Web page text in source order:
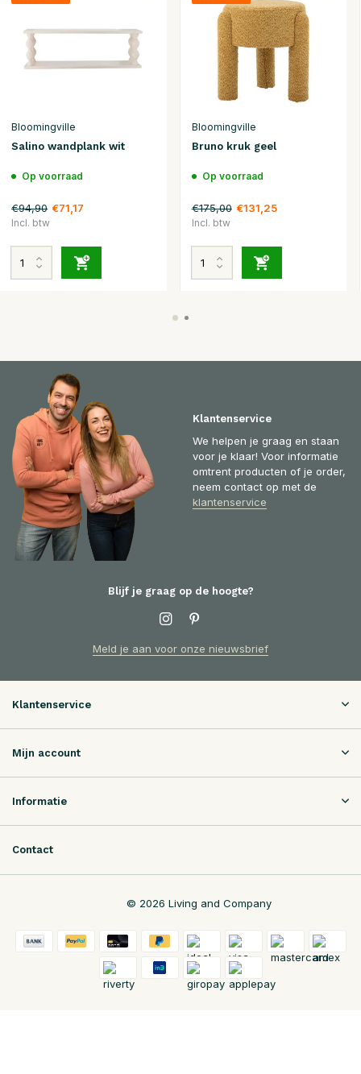
Bloomingville
Salino wandplank wit
Op voorraad
€94,90 €71,17
Incl. btw
Bloomingville
Bruno kruk geel
Op voorraad
€175,00 €131,25
Incl. btw
Klantenservice
We helpen je graag en staan
voor je klaar! Voor informatie
omtrent producten of je order,
neem contact op met de
klantenservice
Blijf je graag op de hoogte?
Meld je aan voor onze nieuwsbrief
Klantenservice
Mijn account
Informatie
Contact
© 2026 Living and Company